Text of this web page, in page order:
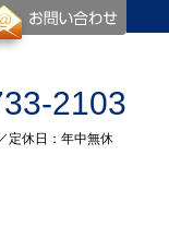
2103
定休日：年中無休